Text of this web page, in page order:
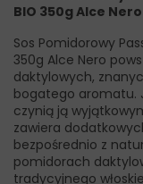
BIO 350g Alce Nero
Sos Pomidorowy
350g Alce Nero
daktylowych,
bogatego aromatu.
czynią ją
zawiera
bezpośrednio z
pomidorach
tradycyjnego